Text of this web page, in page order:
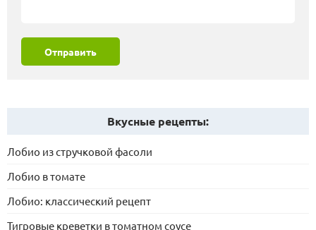
Отправить
Вкусные рецепты:
Лобио из стручковой фасоли
Лобио в томате
Лобио: классический рецепт
Тигровые креветки в томатном соусе